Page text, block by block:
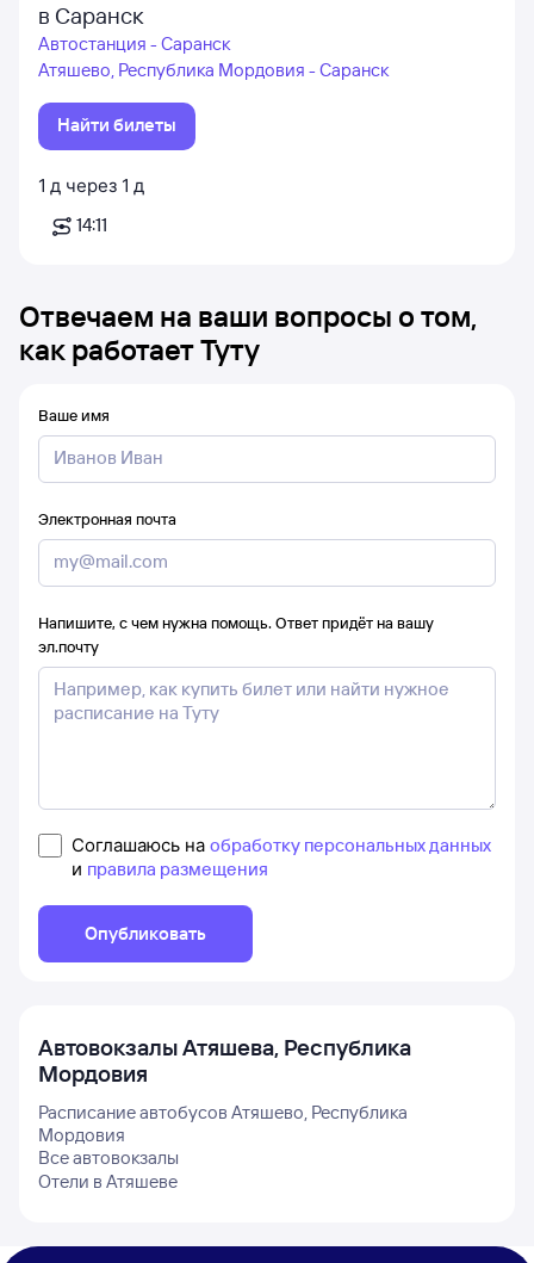
в Саранск
Автостанция - Саранск
Атяшево, Республика Мордовия - Саранск
Найти билеты
1 д через 1 д
14:11
Отвечаем на ваши вопросы о том,
как работает Туту
Ваше имя
Электронная почта
Напишите, с чем нужна помощь. Ответ придёт на вашу
эл.почту
Соглашаюсь на обработку персональных данных
и правила размещения
Опубликовать
АвтовокзалыАтяшева, Республика
Мордовия
Расписание автобусов Атяшево, Республика
Мордовия
Все автовокзалы
Отели в Атяшеве